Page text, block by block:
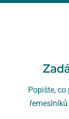
Popište, co